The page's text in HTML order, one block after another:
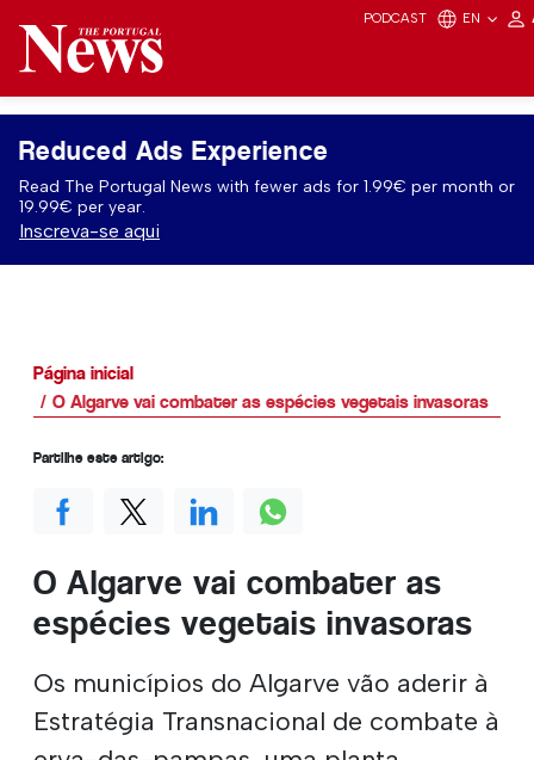
PODCAST EN
Reduced Ads Experience
Read The Portugal News with fewer ads for 1.99€ per month or
19.99€ per year.
Inscreva-se aqui
Página inicial
O Algarve vai combater as espécies vegetais invasoras
O Algarve vai combater as
espécies vegetais invasoras
Os municípios do Algarve vão aderir à
Estratégia Transnacional de combate à
Partilhe este artigo: